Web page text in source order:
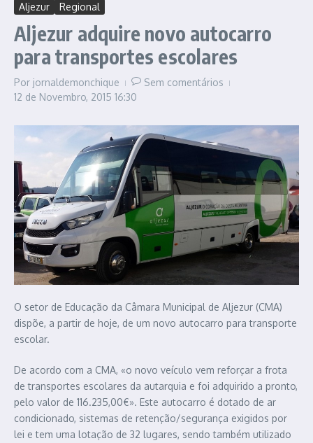
Aljezur Regional
Aljezur adquire novo autocarro
para transportes escolares
Por jornaldemonchique
Sem comentários
12 de Novembro, 2015 16:30
O setor de Educação da Câmara Municipal de Aljezur (CMA)
dispõe, a partir de hoje, de um novo autocarro para transporte
escolar.
De acordo com a CMA, «o novo veículo vem reforçar a frota
de transportes escolares da autarquia e foi adquirido a pronto,
pelo valor de 116.235,00€». Este autocarro é dotado de ar
condicionado, sistemas de retenção/segurança exigidos por
lei e tem uma lotação de 32 lugares, sendo também utilizado